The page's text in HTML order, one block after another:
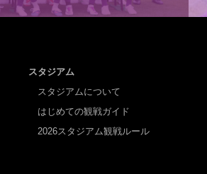
スタジアム
スタジアムについて
はじめての観戦ガイド
2026スタジアム観戦ルール